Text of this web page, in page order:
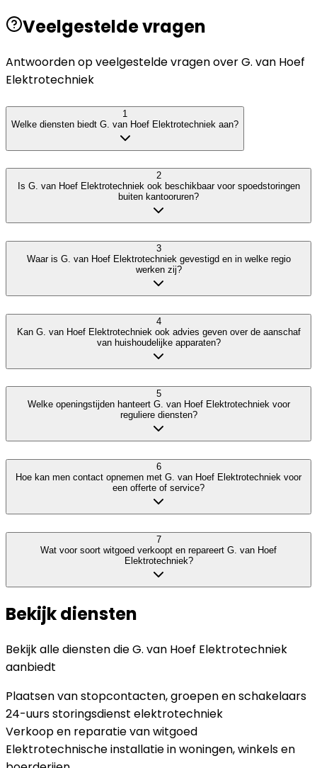
Veelgestelde vragen
Antwoorden op veelgestelde vragen overG. van Hoef
Elektrotechniek
1
Welke diensten biedt G. van Hoef Elektrotechniek aan?
2
Is G. van Hoef Elektrotechniek ook beschikbaar voor spoedstoringen
buiten kantooruren?
3
Waar is G. van Hoef Elektrotechniek gevestigd en in welke regio
werken zij?
4
Kan G. van Hoef Elektrotechniek ook advies geven over de aanschaf
van huishoudelijke apparaten?
5
Welke openingstijden hanteert G. van Hoef Elektrotechniek voor
reguliere diensten?
6
Hoe kan men contact opnemen met G. van Hoef Elektrotechniek voor
een offerte of service?
7
Wat voor soort witgoed verkoopt en repareert G. van Hoef
Elektrotechniek?
Bekijk diensten
Bekijk alle diensten dieG. van Hoef Elektrotechniek
aanbiedt
Plaatsen van stopcontacten, groepen en schakelaars
24-uurs storingsdienst elektrotechniek
Verkoop en reparatie van witgoed
Elektrotechnische installatie in woningen, winkels en